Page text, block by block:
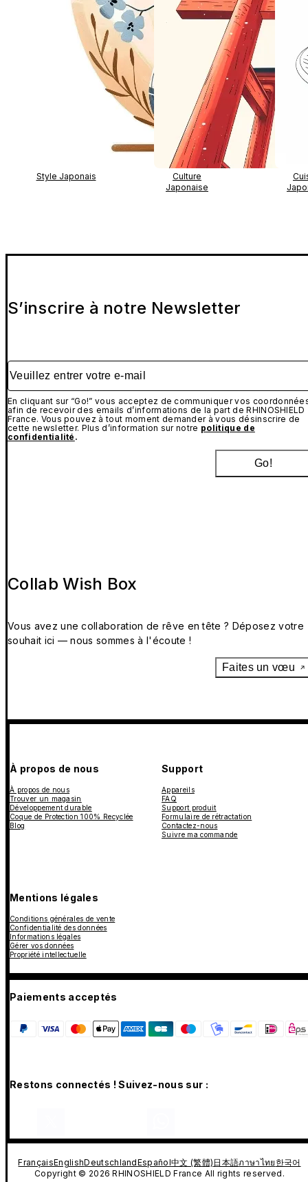
Style Japonais
Culture
Japonaise
S’inscrire à notre Newsletter
Veuillez entrer votre e-mail
En cliquant sur “Go!” vous acceptez de communiquer vos
afin de recevoir des emails d’informations de la part de RHINOSHIELD
France. Vous pouvez à tout moment demander à vous désinscrire de
cette newsletter. Plus d’information sur notre politique de
confidentialité .
Go!
Collab Wish Box
Vous avez une collaboration de rêve en tête ? Déposez votre
souhait ici — nous sommes à l'écoute !
Faites un vœu
À propos de nous
À propos de nous
Trouver un magasin
Développement durable
Coque de Protection 100% Recyclée
Blog
Support
Appareils
FAQ
Support produit
Formulaire de rétractation
Contactez-nous
Suivre ma commande
Mentions légales
Conditions générales de vente
Confidentialité des données
Informations légales
Gérer vos données
Propriété intellectuelle
Paiements acceptés
Restons connectés ! Suivez-nous sur :
FrançaisEnglishDeutschlandEspañol中文 (繁體) 日本語ภาษาไทย 한국어
Copyright © 2026 RHINOSHIELD France All rights reserved.